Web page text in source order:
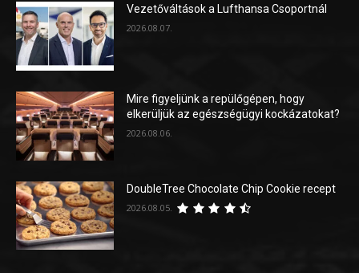
Vezetőváltások a Lufthansa Csoportnál
2026.08.07.
Mire figyeljünk a repülőgépen, hogy
elkerüljük az egészségügyi kockázatokat?
2026.08.06.
DoubleTree Chocolate Chip Cookie recept
2026.08.05.